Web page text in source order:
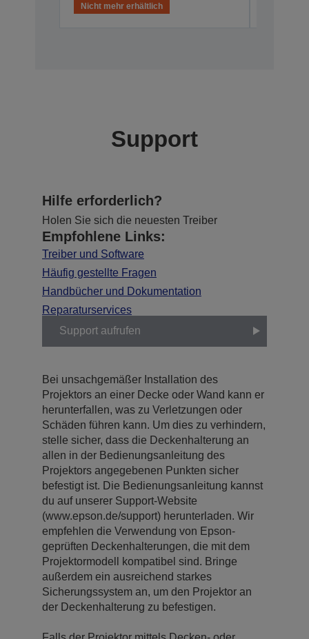
Nicht mehr erhältlich
Support
Hilfe erforderlich?
Holen Sie sich die neuesten Treiber
Empfohlene Links:
Treiber und Software
Häufig gestellte Fragen
Handbücher und Dokumentation
Reparaturservices
Support aufrufen
Bei unsachgemäßer Installation des
Projektors an einer Decke oder Wand kann er
herunterfallen, was zu Verletzungen oder
Schäden führen kann. Um dies zu verhindern,
stelle sicher, dass die Deckenhalterung an
allen in der Bedienungsanleitung des
Projektors angegebenen Punkten sicher
befestigt ist. Die Bedienungsanleitung kannst
du auf unserer Support-Website
(www.epson.de/support) herunterladen. Wir
empfehlen die Verwendung von Epson-
geprüften Deckenhalterungen, die mit dem
Projektormodell kompatibel sind. Bringe
außerdem ein ausreichend starkes
Sicherungssystem an, um den Projektor an
der Deckenhalterung zu befestigen.